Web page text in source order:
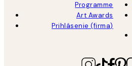
Programme
Art Awards
Prihlásenie (firma)